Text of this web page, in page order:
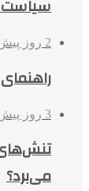
سیاست
2 روز پیش
3 روز پیش
تنش‌های
می‌برد؟